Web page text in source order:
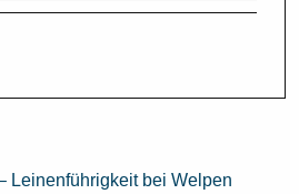
Leinenführigkeit bei Welpen